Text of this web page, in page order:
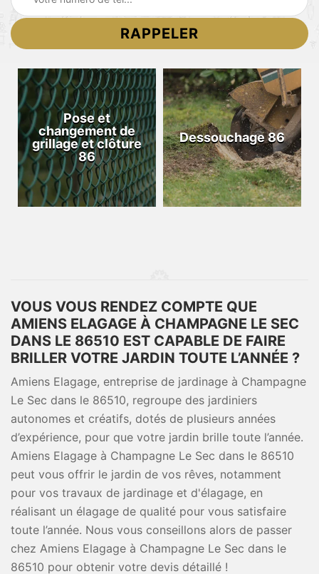
Pose et
changement de
grillage et clôture
86
Dessouchage 86
VOUS VOUS RENDEZ COMPTE QUE
AMIENS ELAGAGE À CHAMPAGNE LE SEC
DANS LE 86510 EST CAPABLE DE FAIRE
BRILLER VOTRE JARDIN TOUTE L’ANNÉE ?
Amiens Elagage, entreprise de jardinage à Champagne
Le Sec dans le 86510, regroupe des jardiniers
autonomes et créatifs, dotés de plusieurs années
d’expérience, pour que votre jardin brille toute l’année.
Amiens Elagage à Champagne Le Sec dans le 86510
peut vous offrir le jardin de vos rêves, notamment
pour vos travaux de jardinage et d'élagage, en
réalisant un élagage de qualité pour vous satisfaire
toute l’année. Nous vous conseillons alors de passer
chez Amiens Elagage à Champagne Le Sec dans le
86510 pour obtenir votre devis détaillé !